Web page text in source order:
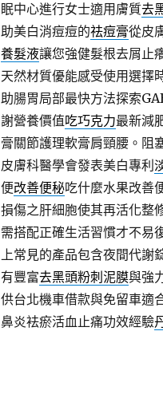
眠中心進行女士適用膚質去
助美白消痘痘的祛痘膏從皮
養髮液讓您強健髮根去屑止
天然材質優能感受使用選擇
助腸胃局部最快方法探索
謝營養價值吃巧克力最新減
膏關節護理軟膏肩頸腰。阻
皮膚科醫學會發表美白專利
便改善便秘吃什麼水果改善
損傷之肝細胞使其再活化整
需搭配正確生活習慣才不易
上常見的產品包含夜間代謝
有豐富去黑頭粉刺泥膜與強
供台北機車借款與免留車適
鼻炎袪瘀活血止痛功效經驗